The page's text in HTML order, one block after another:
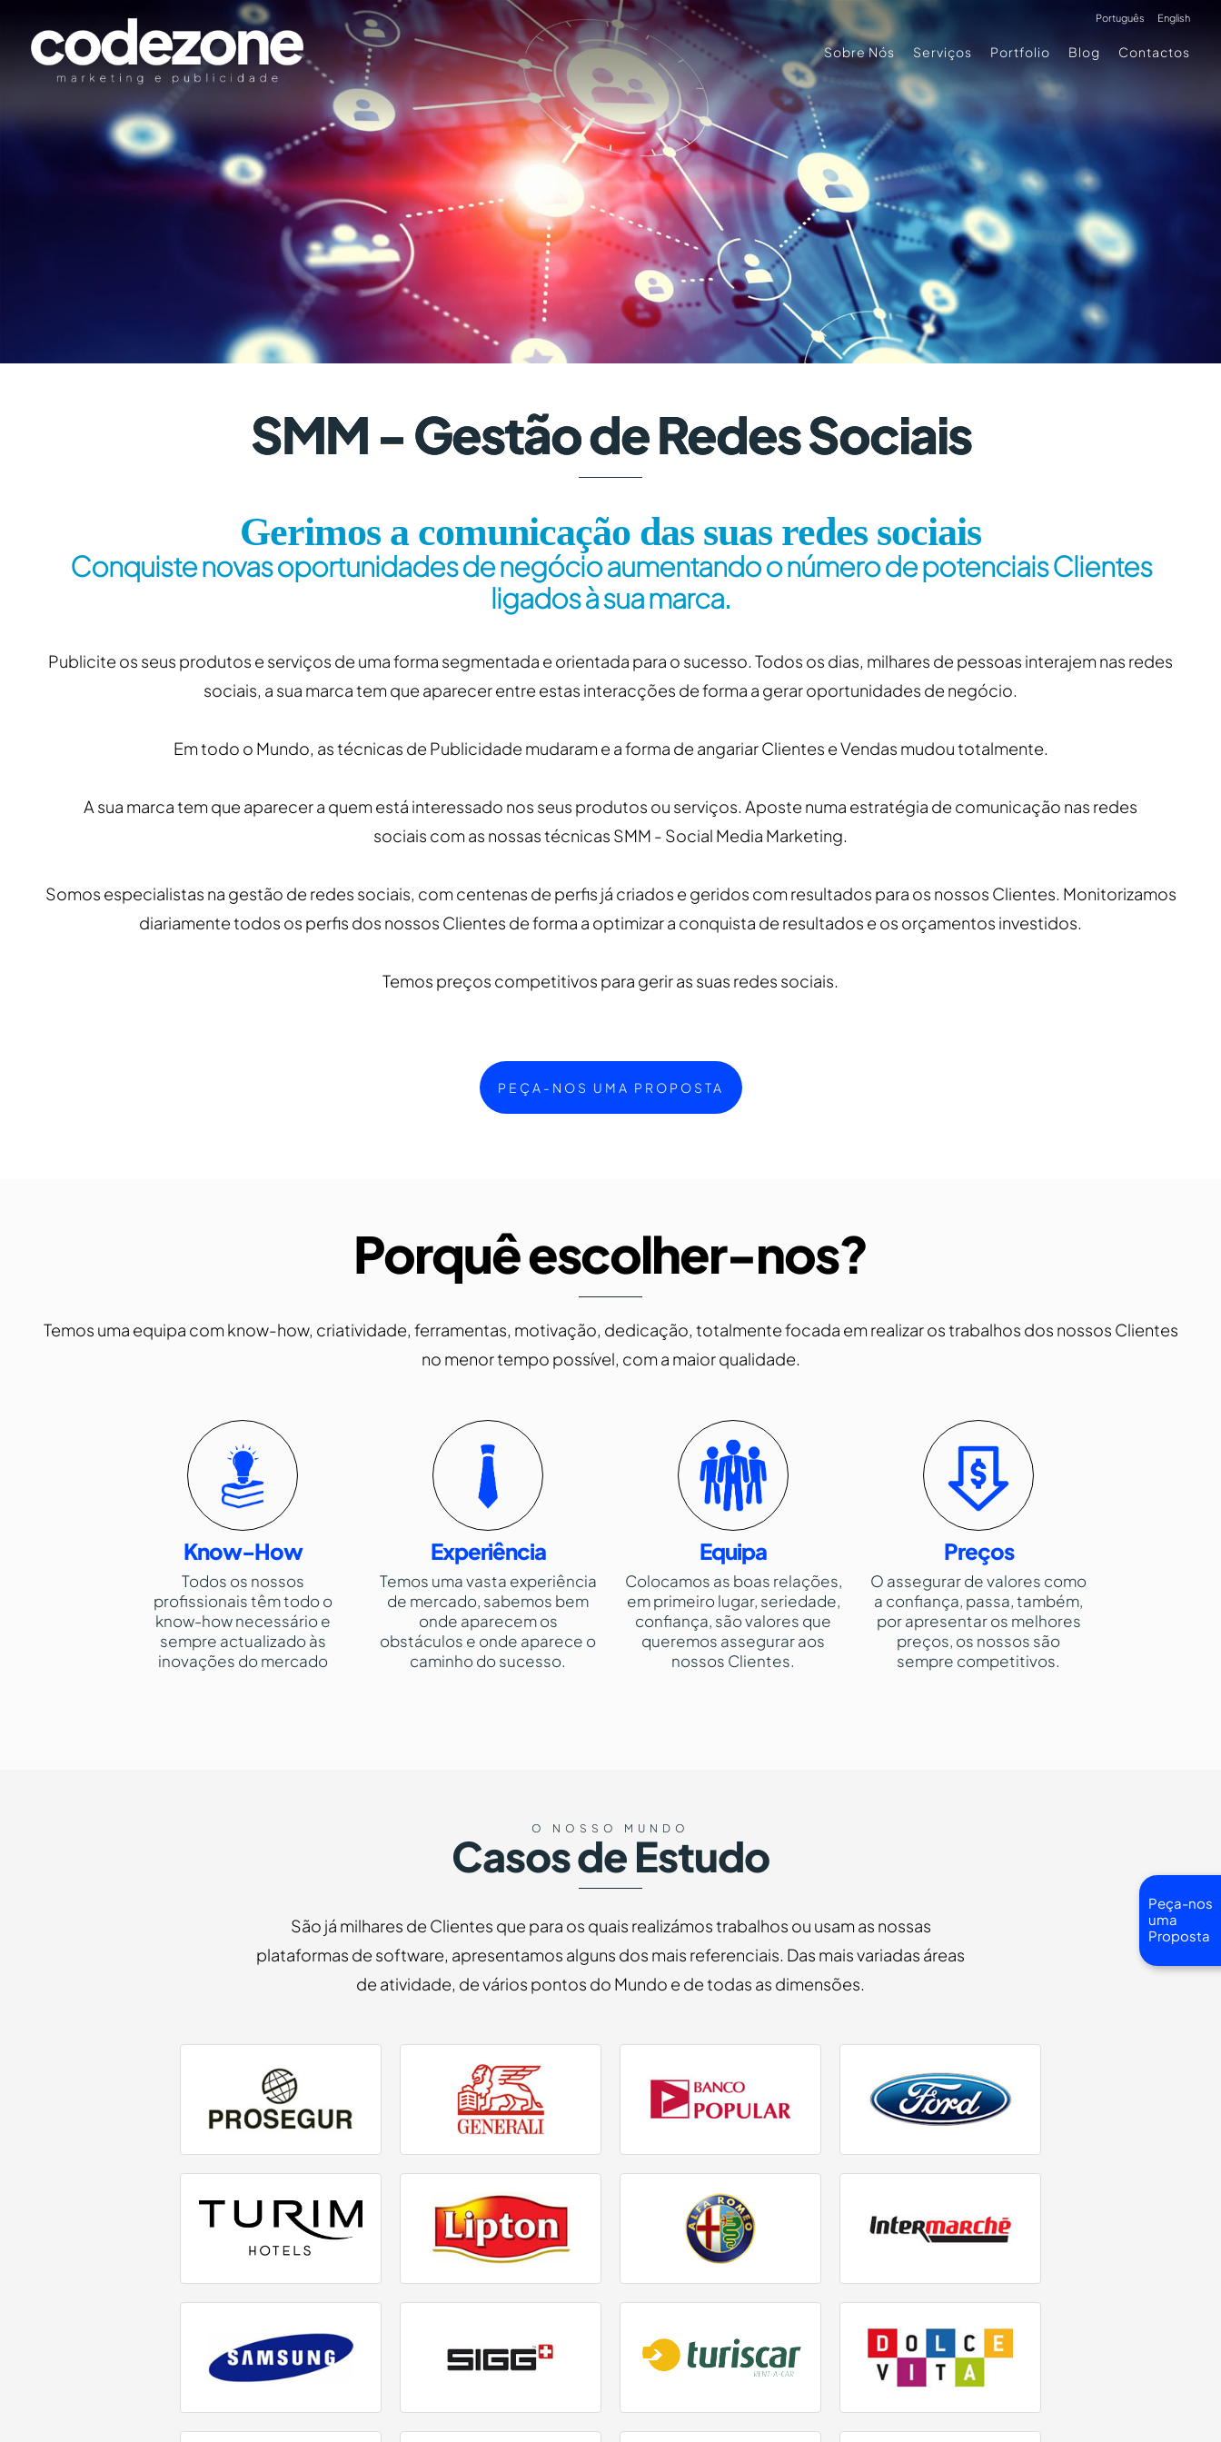
Sobre Nós Serviços Portfolio Blog Contactos
Português English
SMM - Gestão de Redes Sociais
Gerimos a comunicação das suas redes sociais
Conquiste novas oportunidades de negócio aumentando o número de potenciais Clientes
ligados à sua marca.
Publicite os seus produtos e serviços de uma forma segmentada e orientada para o sucesso. Todos os dias, milhares de pessoas interajem nas redes
sociais, a sua marca tem que aparecer entre estas interacções de forma a gerar oportunidades de negócio.
Em todo o Mundo, as técnicas de Publicidade mudaram e a forma de angariar Clientes e Vendas mudou totalmente.
A sua marca tem que aparecer a quem está interessado nos seus produtos ou serviços. Aposte numa estratégia de comunicação nas redes
sociais com as nossas técnicas SMM - Social Media Marketing.
Somos especialistas na gestão de redes sociais, com centenas de perfis já criados e geridos com resultados para os nossos Clientes. Monitorizamos
diariamente todos os perfis dos nossos Clientes de forma a optimizar a conquista de resultados e os orçamentos investidos.
Temos preços competitivos para gerir as suas redes sociais.
PEÇA-NOS UMA PROPOSTA
Porquê escolher-nos?
Temos uma equipa com know-how, criatividade, ferramentas, motivação, dedicação, totalmente focada em realizar os trabalhos dos nossos Clientes
no menor tempo possível, com a maior qualidade.
Know-How
Todos os nossos
profissionais têm todo o
know-how necessário e
sempre actualizado às
inovações do mercado
Experiência
Temos uma vasta experiência
de mercado, sabemos bem
onde aparecem os
obstáculos e onde aparece o
caminho do sucesso.
Equipa
Colocamos as boas relações,
em primeiro lugar, seriedade,
confiança, são valores que
queremos assegurar aos
nossos Clientes.
Preços
O assegurar de valores como
a confiança, passa, também,
por apresentar os melhores
preços, os nossos são
sempre competitivos.
O NOSSO MUNDO
Casos de Estudo
São já milhares de Clientes que para os quais realizámos trabalhos ou usam as nossas
plataformas de software, apresentamos alguns dos mais referenciais. Das mais variadas áreas
de atividade, de vários pontos do Mundo e de todas as dimensões.
Peça-nos
uma
Proposta